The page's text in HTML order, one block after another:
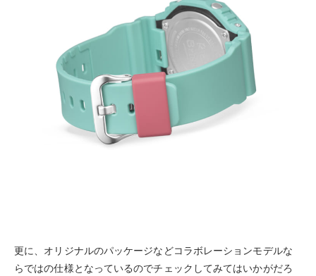
更に、オリジナルのパッケージなどコラボレーションモデルな
らではの仕様となっているのでチェックしてみてはいかがだろ